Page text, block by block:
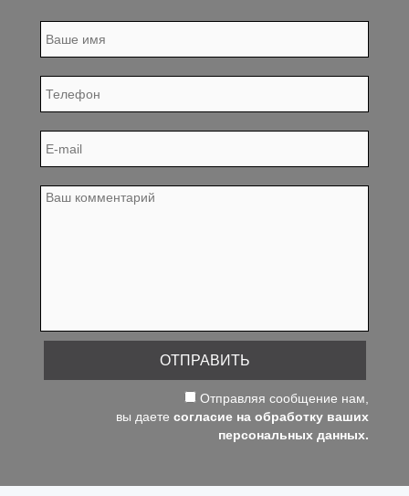
Отправляя сообщение нам,
вы даете согласие на обработку ваших
персональных данных.
ОТПРАВИТЬ